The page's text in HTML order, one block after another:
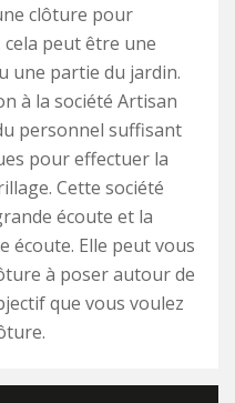
clôture pour
peut être une
une partie du jardin.
à la société Artisan
personnel suffisant
pour effectuer la
Cette société
écoute et la
écoute. Elle peut vous
à poser autour de
que vous voulez